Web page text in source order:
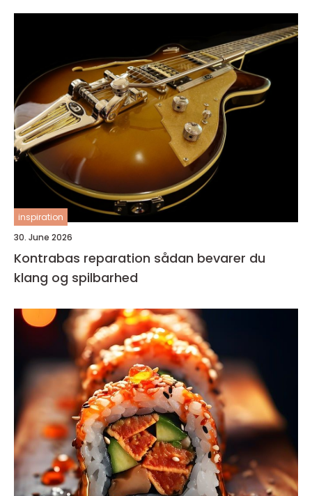
inspiration
30. June 2026
Kontrabas reparation sådan bevarer du
klang og spilbarhed